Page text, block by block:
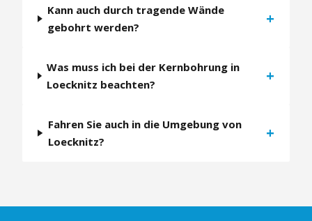
Kann auch durch tragende Wände
gebohrt werden?
+
Was muss ich bei der Kernbohrung in
Loecknitz beachten?
+
Fahren Sie auch in die Umgebung von
Loecknitz?
+